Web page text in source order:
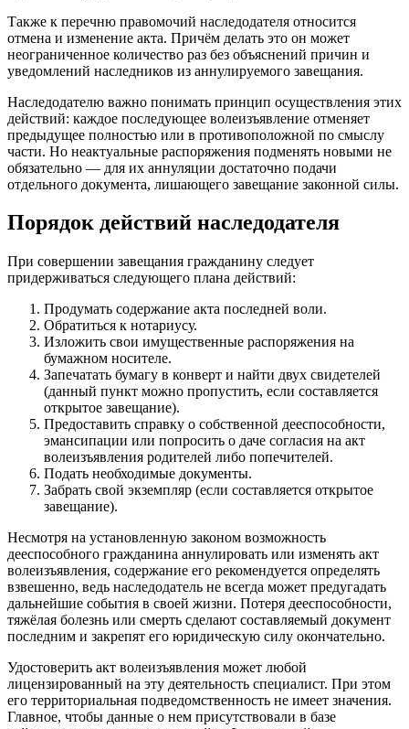
Также к перечню правомочий наследодателя относится
отмена и изменение акта. Причём делать это он может
неограниченное количество раз без объяснений причин и
уведомлений наследников из аннулируемого завещания.
Наследодателю важно понимать принцип осуществления этих
действий: каждое последующее волеизъявление отменяет
предыдущее полностью или в противоположной по смыслу
части. Но неактуальные распоряжения подменять новыми не
обязательно — для их аннуляции достаточно подачи
отдельного документа, лишающего завещание законной силы.
Порядок действий наследодателя
При совершении завещания гражданину следует
придерживаться следующего плана действий:
Продумать содержание акта последней воли.
Обратиться к нотариусу.
Изложить свои имущественные распоряжения на
бумажном носителе.
Запечатать бумагу в конверт и найти двух свидетелей
(данный пункт можно пропустить, если составляется
открытое завещание).
Предоставить справку о собственной дееспособности,
эмансипации или попросить о даче согласия на акт
волеизъявления родителей либо попечителей.
Подать необходимые документы.
Забрать свой экземпляр (если составляется открытое
завещание).
Несмотря на установленную законом возможность
дееспособного гражданина аннулировать или изменять акт
волеизъявления, содержание его рекомендуется определять
взвешенно, ведь наследодатель не всегда может предугадать
дальнейшие события в своей жизни. Потеря дееспособности,
тяжёлая болезнь или смерть сделают составляемый документ
последним и закрепят его юридическую силу окончательно.
Удостоверить акт волеизъявления может любой
лицензированный на эту деятельность специалист. При этом
его территориальная подведомственность не имеет значения.
Главное, чтобы данные о нем присутствовали в базе